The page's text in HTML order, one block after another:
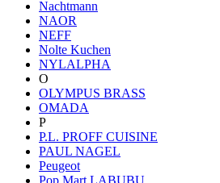
Nachtmann
NAOR
NEFF
Nolte Kuchen
NYLALPHA
O
OLYMPUS BRASS
OMADA
P
P.L. PROFF CUISINE
PAUL NAGEL
Peugeot
Pop Mart LABUBU